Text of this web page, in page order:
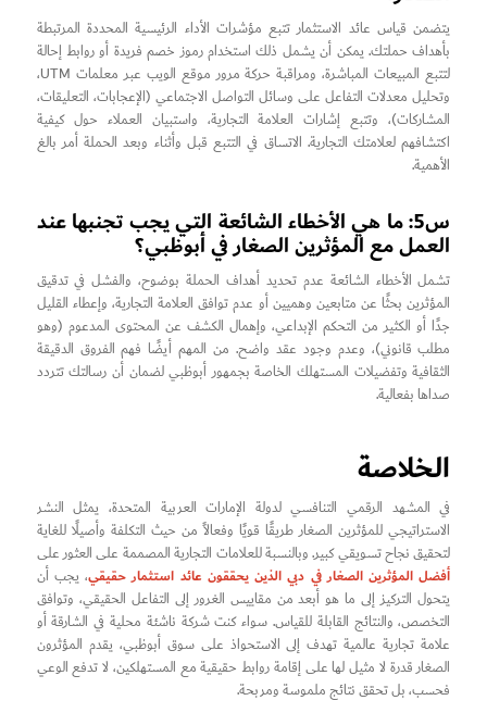
يتضمن قياس عائد الاستثمار تتبع مؤشرات الأداء الرئيسية المحددة المرتبطة
بأهداف حملتك. يمكن أن يشمل ذلك استخدام رموز خصم فريدة أو روابط إحالة
لتتبع المبيعات المباشرة، ومراقبة حركة مرور موقع الويب عبر معلمات UTM،
وتحليل معدلات التفاعل على وسائل التواصل الاجتماعي (الإعجابات، التعليقات،
المشاركات)، وتتبع إشارات العلامة التجارية، واستبيان العملاء حول كيفية
اكتشافهم لعلامتك التجارية. الاتساق في التتبع قبل وأثناء وبعد الحملة أمر بالغ
الأهمية.
س5: ما هي الأخطاء الشائعة التي يجب تجنبها عند
العمل مع المؤثرين الصغار في أبوظبي؟
تشمل الأخطاء الشائعة عدم تحديد أهداف الحملة بوضوح، والفشل في تدقيق
المؤثرين بحثًا عن متابعين وهميين أو عدم توافق العلامة التجارية، وإعطاء القليل
جدًا أو الكثير من التحكم الإبداعي، وإهمال الكشف عن المحتوى المدعوم (وهو
مطلب قانوني)، وعدم وجود عقد واضح. من المهم أيضًا فهم الفروق الدقيقة
الثقافية وتفضيلات المستهلك الخاصة بجمهور أبوظبي لضمان أن رسالتك تتردد
صداها بفعالية.
الخلاصة
في المشهد الرقمي التنافسي لدولة الإمارات العربية المتحدة، يمثل النشر
الاستراتيجي للمؤثرين الصغار طريقًا قويًا وفعالاً من حيث التكلفة وأصيلًا للغاية
لتحقيق نجاح تسويقي كبير. وبالنسبة للعلامات التجارية المصممة على العثور على
أفضل المؤثرين الصغار في دبي الذين يحققون عائد استثمار حقيقي، يجب أن
يتحول التركيز إلى ما هو أبعد من مقاييس الغرور إلى التفاعل الحقيقي، وتوافق
التخصص، والنتائج القابلة للقياس. سواء كنت شركة ناشئة محلية في الشارقة أو
علامة تجارية عالمية تهدف إلى الاستحواذ على سوق أبوظبي، يقدم المؤثرون
الصغار قدرة لا مثيل لها على إقامة روابط حقيقية مع المستهلكين، لا تدفع الوعي
فحسب، بل تحقق نتائج ملموسة ومربحة.